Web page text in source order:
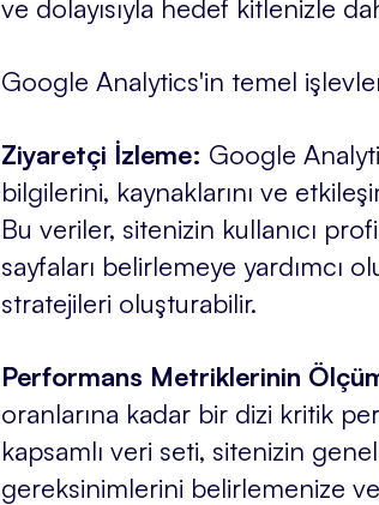
ve dolayısıyla hedef kitlenizle
Google Analytics'in temel
Ziyaretçi İzleme: Google
bilgilerini, kaynaklarını ve
Bu veriler, sitenizin kullanıcı
sayfaları belirlemeye yardımcı
stratejileri oluşturabilir.
Performans Metriklerinin
oranlarına kadar bir dizi kritik
kapsamlı veri seti, sitenizin
gereksinimlerini belirlemenize